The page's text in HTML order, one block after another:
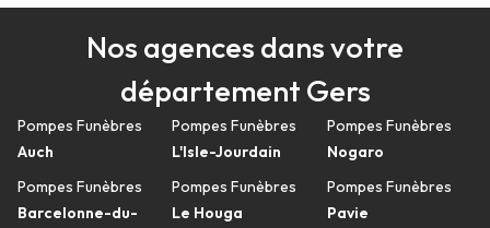
Nos agences dans votre
département Gers
Pompes Funèbres
Auch
Pompes Funèbres
Barcelonne-du-
Pompes Funèbres
L'Isle-Jourdain
Pompes Funèbres
Le Houga
Pompes Funèbres
Nogaro
Pompes Funèbres
Pavie